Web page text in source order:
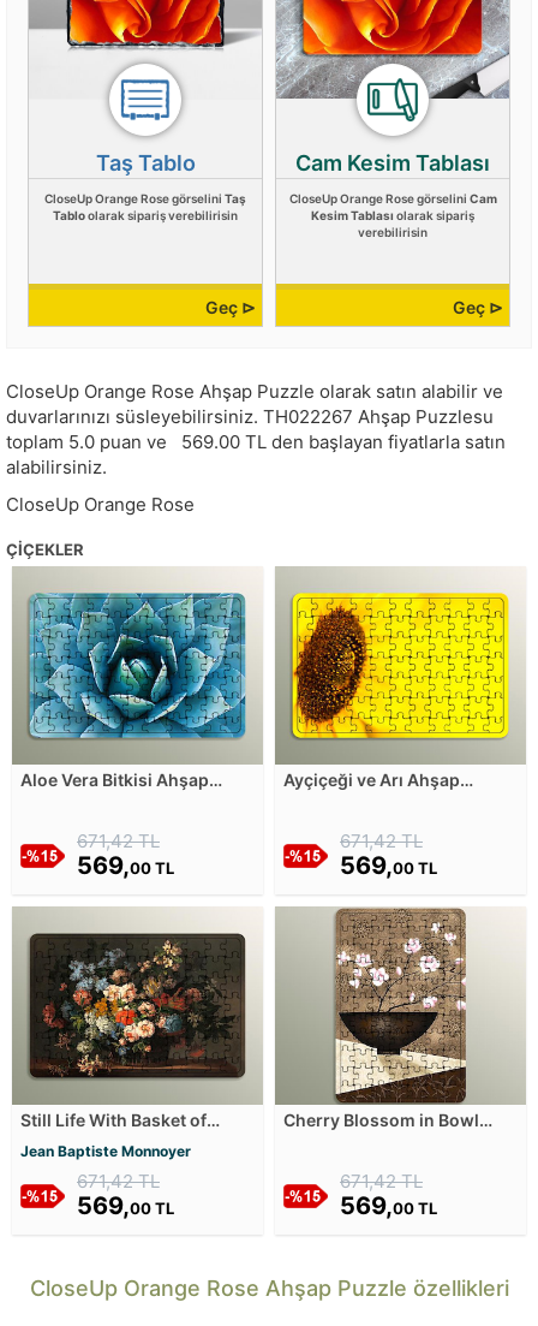
Taş Tablo
CloseUp Orange Rose görselini Taş
Tabloolarak sipariş verebilirisin
Geç ⊳
Cam Kesim Tablası
CloseUp Orange Rose görselini Cam
Kesim Tablası olarak sipariş
verebilirisin
Geç ⊳
CloseUp Orange Rose Ahşap Puzzle olarak satın alabilir ve
duvarlarınızı süsleyebilirsiniz. TH022267 Ahşap Puzzlesu
toplam 5.0 puan ve 569.00 TL den başlayan fiyatlarla satın
alabilirsiniz.
CloseUp Orange Rose
ÇIÇEKLER
Aloe Vera Bitkisi Ahşap
671,42 TL
569,00 TL
Ayçiçeği ve Arı Ahşap
671,42 TL
569,00 TL
Still Life With Basket of
Flowers - Çiçek Sepeti
Ahşap Puzzle
Jean Baptiste Monnoyer
671,42 TL
569,00 TL
Cherry Blossom in Bowl
671,42 TL
569,00 TL
CloseUp Orange Rose Ahşap Puzzle özellikleri